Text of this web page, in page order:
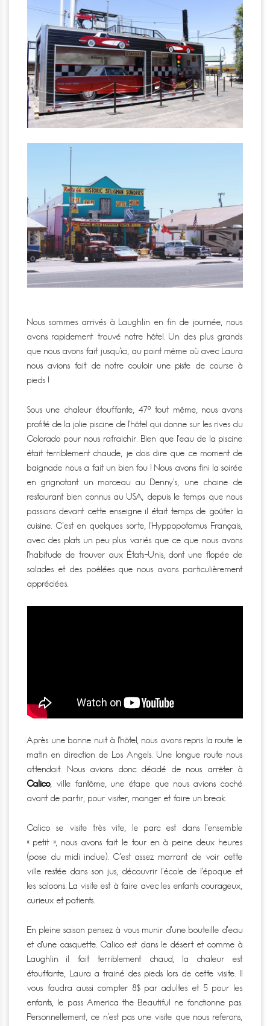
Nous sommes arrivés à Laughlin en fin de journée, nous
avons rapidement trouvé notre hôtel. Un des plus grands
que nous avons fait jusqu’ici, au point même où avec Laura
nous avions fait de notre couloir une piste de course à
pieds !
Sous une chaleur étouffante, 47° tout même, nous avons
profité de la jolie piscine de l’hôtel qui donne sur les rives du
Colorado pour nous rafraichir. Bien que l’eau de la piscine
était terriblement chaude, je dois dire que ce moment de
baignade nous a fait un bien fou ! Nous avons fini la soirée
en grignotant un morceau au Denny’s, une chaine de
restaurant bien connus au USA, depuis le temps que nous
passions devant cette enseigne il était temps de goûter la
cuisine. C’est en quelques sorte, l’Hyppopotamus Français,
avec des plats un peu plus variés que ce que nous avons
l’habitude de trouver aux États-Unis, dont une flopée de
salades et des poêlées que nous avons particulièrement
appréciées.
Après une bonne nuit à l’hôtel, nous avons repris la route le
matin en direction de Los Angels. Une longue route nous
attendait. Nous avions donc décidé de nous arrêter à
Calico, ville fantôme, une étape que nous avions coché
avant de partir, pour visiter, manger et faire un break.
Calico se visite très vite, le parc est dans l’ensemble
« petit », nous avons fait le tour en à peine deux heures
(pose du midi inclue). C’est assez marrant de voir cette
ville restée dans son jus, découvrir l’école de l’époque et
les saloons. La visite est à faire avec les enfants courageux,
curieux et patients.
En pleine saison pensez à vous munir d’une bouteille d’eau
et d’une casquette. Calico est dans le désert et comme à
Laughlin il fait terriblement chaud, la chaleur est
étouffante, Laura a trainé des pieds lors de cette visite. Il
vous faudra aussi compter 8$ par adultes et 5 pour les
enfants, le pass America the Beautiful ne fonctionne pas.
Personnellement, ce n’est pas une visite que nous referons,